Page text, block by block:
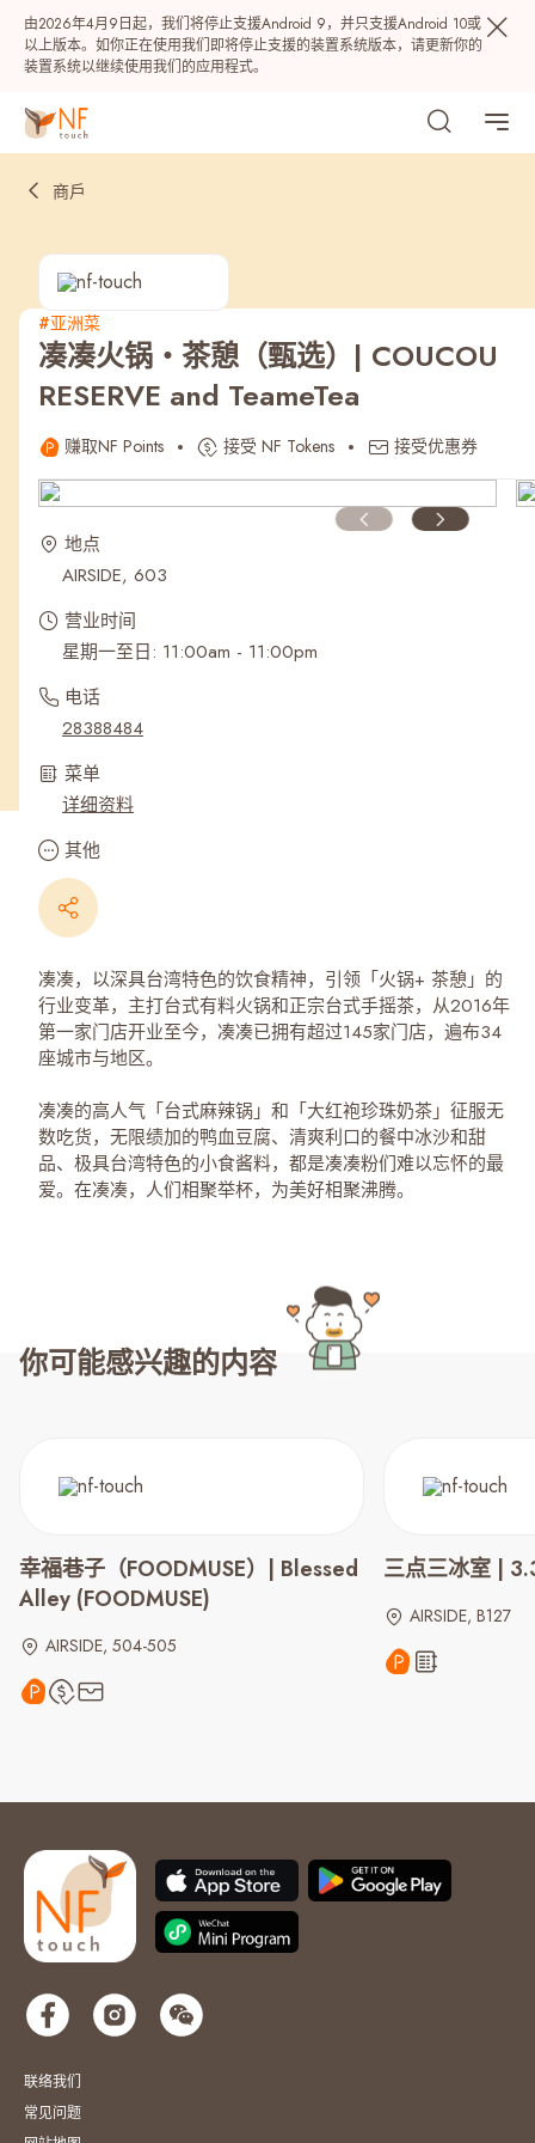
由2026年4月9日起，我们将停止支援Android 9，并只支援Android 10或
以上版本。如你正在使用我们即将停止支援的装置系统版本，请更新你的
装置系统以继续使用我们的应用程式。
热门
最近搜寻纪录
商戶
#亚洲菜
凑凑火锅‧茶憩（甄选）| COUCOU
RESERVE and TeameTea
赚取NF Points 接受 NF Tokens 接受优惠券
地点
AIRSIDE, 603
营业时间
星期一至日: 11:00am - 11:00pm
电话
28388484
菜单
详细资料
其他
凑凑，以深具台湾特色的饮食精神，引领「火锅+ 茶憩」的
行业变革，主打台式有料火锅和正宗台式手摇茶，从2016年
第一家门店开业至今，凑凑已拥有超过145家门店，遍布34
座城市与地区。
凑凑的高人气「台式麻辣锅」和「大红袍珍珠奶茶」征服无
数吃货，无限绩加的鸭血豆腐、清爽利口的餐中冰沙和甜
品、极具台湾特色的小食酱料，都是凑凑粉们难以忘怀的最
爱。在凑凑，人们相聚举杯，为美好相聚沸腾。
你可能感兴趣的内容
幸福巷子（FOODMUSE）| Blessed
Alley (FOODMUSE)
AIRSIDE, 504-505
三点三冰室 |
AIRSIDE, B127
联络我们
常见问题